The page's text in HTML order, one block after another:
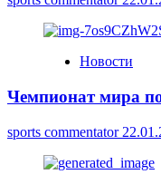
Новости
Чемпионат мира
sports commentator